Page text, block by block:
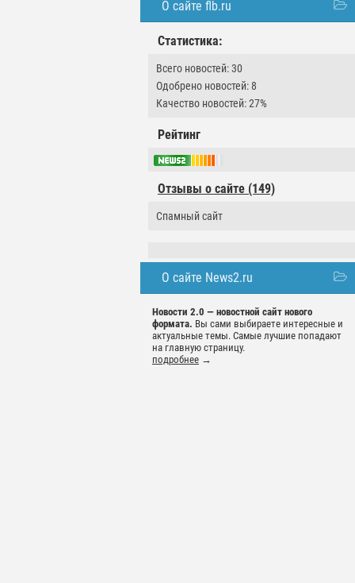
О сайте flb.ru
Статистика:
Всего новостей: 30
Одобрено новостей: 8
Качество новостей: 27%
Рейтинг
Отзывы о сайте (149)
Спамный сайт
О сайте News2.ru
Новости 2.0 — новостной сайт нового
формата. Вы сами выбираете интересные и
актуальные темы. Самые лучшие попадают
на главную страницу.
подробнее →